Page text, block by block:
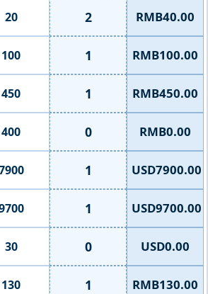
20 2 RMB40.00
100 1 RMB100.00
450 1 RMB450.00
400 0 RMB0.00
1 USD7900.00
1 USD9700.00
30 0 USD0.00
130 1 RMB130.00